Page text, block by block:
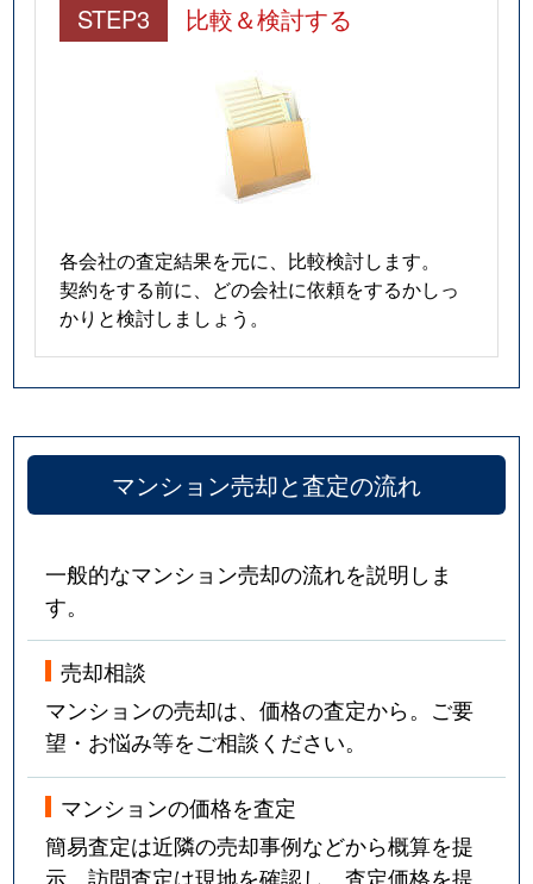
STEP3 比較＆検討する
各会社の査定結果を元に、比較検討します。
契約をする前に、どの会社に依頼をするかしっ
かりと検討しましょう。
マンション売却と査定の流れ
一般的なマンション売却の流れを説明しま
す。
売却相談
マンションの売却は、価格の査定から。ご要
望・お悩み等をご相談ください。
マンションの価格を査定
簡易査定は近隣の売却事例などから概算を提
示。訪問査定は現地を確認し、査定価格を提